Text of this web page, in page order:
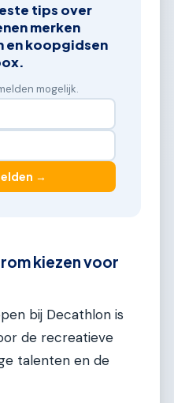
tips over
merken
en koopgidsen
mogelijk.
→
kiezen voor
bij Decathlon is
de recreatieve
talenten en de